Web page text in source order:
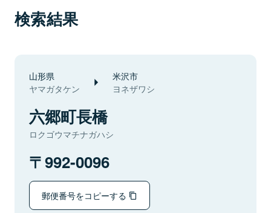
検索結果
山形県
ヤマガタケン
米沢市
ヨネザワシ
六郷町長橋
ロクゴウマチナガハシ
992-0096
郵便番号をコピーする